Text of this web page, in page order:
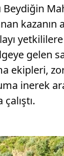
Beydiğin
kazanın
gelen
ekipleri,
inerek